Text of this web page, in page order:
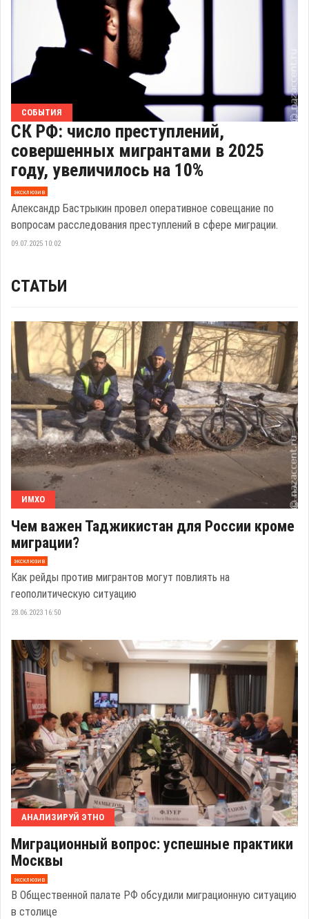
СОБЫТИЯ
СК РФ: число преступлений,
совершенных мигрантами в 2025
году, увеличилось на 10%
эксклюзив
Александр Бастрыкин провел оперативное совещание по
вопросам расследования преступлений в сфере миграции.
09.07.2025 10:02
СТАТЬИ
ИМХО
Чем важен Таджикистан для России кроме
миграции?
эксклюзив
Как рейды против мигрантов могут повлиять на
геополитическую ситуацию
28.06.2023 16:50
АНАЛИЗИРУЙ ЭТНО
Миграционный вопрос: успешные практики
Москвы
эксклюзив
В Общественной палате РФ обсудили миграционную ситуацию
в столице